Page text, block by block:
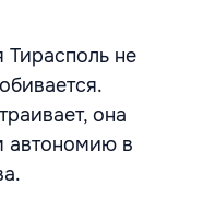
не
она
автономию в